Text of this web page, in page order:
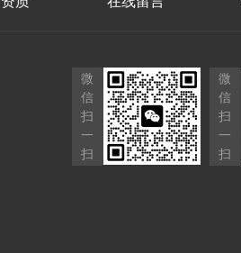
微
信
扫
一
扫
微
信
扫
一
扫